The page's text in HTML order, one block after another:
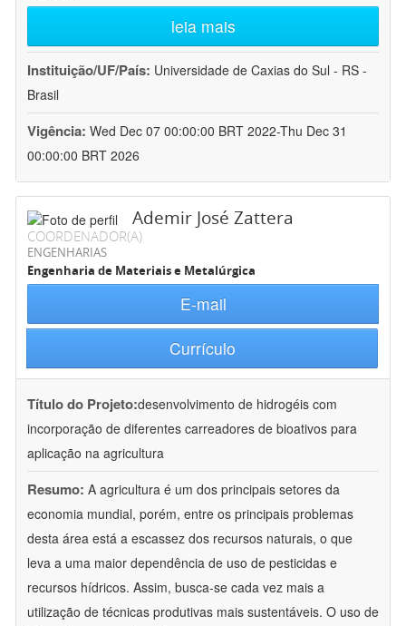
leia mais
Instituição/UF/País: Universidade de Caxias do Sul - RS -
Brasil
Vigência: Wed Dec 07 00:00:00 BRT 2022-Thu Dec 31
00:00:00 BRT 2026
Ademir José Zattera
COORDENADOR(A)
ENGENHARIAS
Engenharia de Materiais e Metalúrgica
E-mail
Currículo
Título do Projeto:desenvolvimento de hidrogéis com
incorporação de diferentes carreadores de bioativos para
aplicação na agricultura
Resumo: A agricultura é um dos principais setores da
economia mundial, porém, entre os principais problemas
desta área está a escassez dos recursos naturais, o que
leva a uma maior dependência de uso de pesticidas e
recursos hídricos. Assim, busca-se cada vez mais a
utilização de técnicas produtivas mais sustentáveis. O uso de